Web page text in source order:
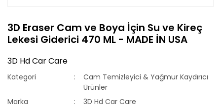
3D Eraser Cam ve Boya İçin Su ve Kireç
Lekesi Giderici 470 ML - MADE İN USA
3D Hd Car Care
Kategori
Cam Temizleyici & Yağmur Kaydırıcı
Ürünler
Marka
3D Hd Car Care